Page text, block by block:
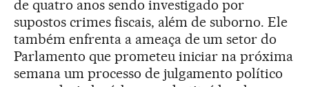
de quatro anos sendo investigado por
supostos crimes fiscais, além de suborno. Ele
também enfrenta a ameaça de um setor do
Parlamento que prometeu iniciar na próxima
semana um processo de julgamento político